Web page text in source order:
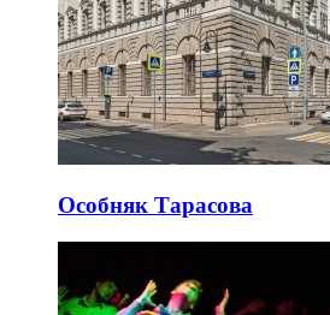
Особняк Тарасова